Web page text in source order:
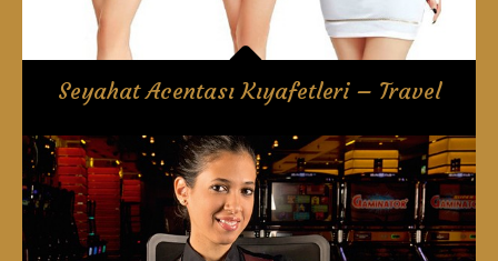
Seyahat Acentası Kıyafetleri – Travel